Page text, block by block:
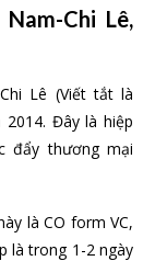
Chi Lê,
Lê (Viết tắt là
Đây là hiệp
đẩy thương mại
là CO form VC,
là trong 1-2 ngày